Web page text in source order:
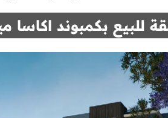
للبيع بكمبوند اكاسا